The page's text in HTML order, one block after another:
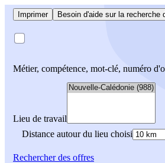
Imprimer Besoin d'aide sur la recherche
Métier, compétence, mot-clé, numéro
Lieu de travail
Distance autour du lieu choisi
Rechercherdes offres